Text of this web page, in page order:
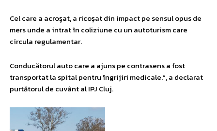
Cel care a acroşat, a ricoșat din impact pe sensul opus de
mers unde a intrat în coliziune cu un autoturism care
circula regulamentar.
Conducătorul auto care a ajuns pe contrasens a fost
transportat la spital pentru îngrijiri medicale.”, a declarat
purtătorul de cuvânt al IPJ Cluj.